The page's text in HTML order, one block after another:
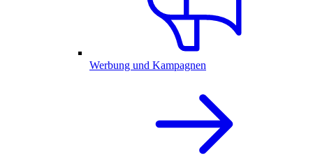
Werbung und Kampagnen